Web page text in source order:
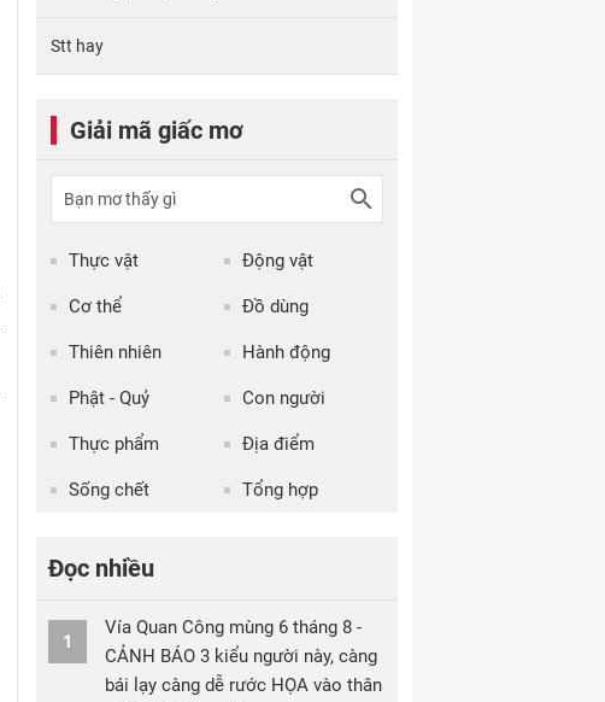
Stt hay
Giải mã giấc mơ
Thực vật Động vật
Cơ thể Đồ dùng
Thiên nhiên Hành động
Phật - Quỷ Con người
Thực phẩm Địa điểm
Sống chết Tổng hợp
Đọc nhiều
1
Vía Quan Công mùng 6 tháng 8 -
CẢNH BÁO 3 kiểu người này, càng
bái lạy càng dễ rước HỌA vào thân